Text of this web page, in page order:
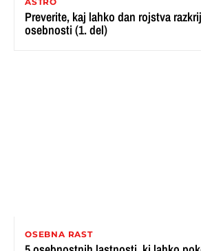
Preverite, kaj lahko dan rojstva
osebnosti (1. del)
OSEBNA RAST